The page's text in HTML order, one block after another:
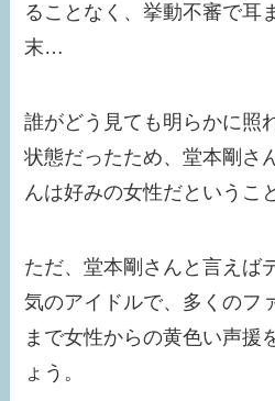
ることなく、挙動不審で耳
末…
誰がどう見ても明らかに照
状態だったため、堂本剛さ
んは好みの女性だというこ
ただ、堂本剛さんと言えば
気のアイドルで、多くのフ
まで女性からの黄色い声援
ょう。